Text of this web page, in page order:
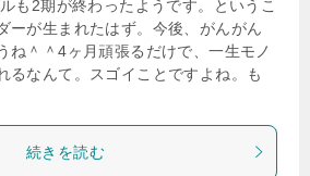
も2期が終わったようです。というこ
ーが生まれたはず。今後、がんがん
ね＾＾4ヶ月頑張るだけで、一生モノ
るなんて。スゴイことですよね。も
続きを読む